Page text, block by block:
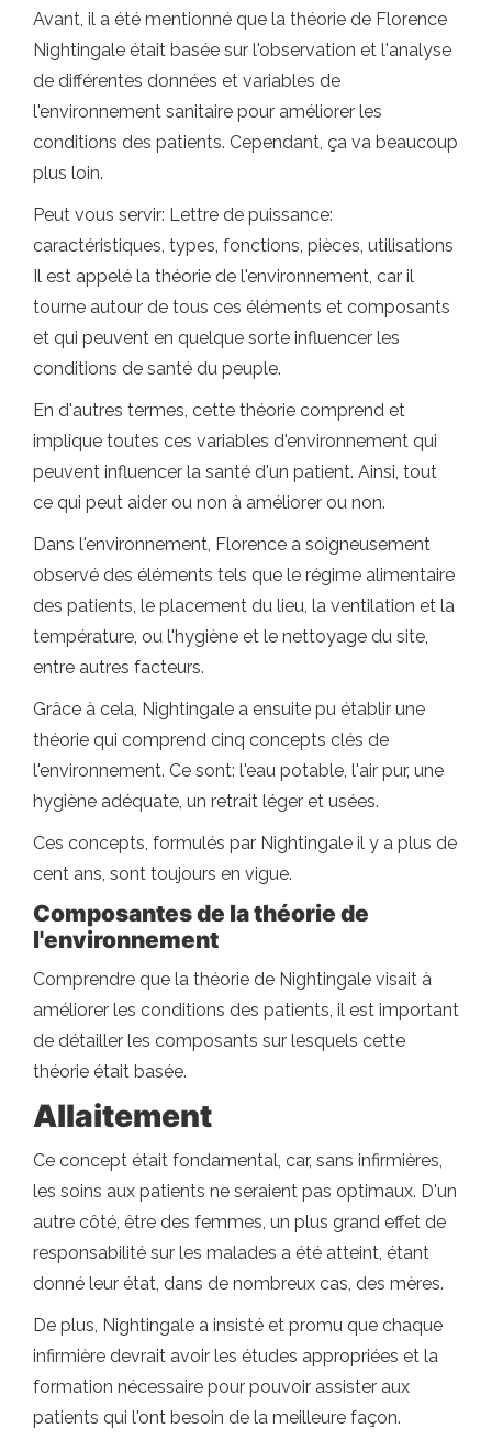
Avant, il a été mentionné que la théorie de Florence
Nightingale était basée sur l'observation et l'analyse
de différentes données et variables de
l'environnement sanitaire pour améliorer les
conditions des patients. Cependant, ça va beaucoup
plus loin.
Peut vous servir: Lettre de puissance:
caractéristiques, types, fonctions, pièces, utilisations
Il est appelé la théorie de l'environnement, car il
tourne autour de tous ces éléments et composants
et qui peuvent en quelque sorte influencer les
conditions de santé du peuple.
En d'autres termes, cette théorie comprend et
implique toutes ces variables d'environnement qui
peuvent influencer la santé d'un patient. Ainsi, tout
ce qui peut aider ou non à améliorer ou non.
Dans l'environnement, Florence a soigneusement
observé des éléments tels que le régime alimentaire
des patients, le placement du lieu, la ventilation et la
température, ou l'hygiène et le nettoyage du site,
entre autres facteurs.
Grâce à cela, Nightingale a ensuite pu établir une
théorie qui comprend cinq concepts clés de
l'environnement. Ce sont: l'eau potable, l'air pur, une
hygiène adéquate, un retrait léger et usées.
Ces concepts, formulés par Nightingale il y a plus de
cent ans, sont toujours en vigue.
Composantes de la théorie de
l'environnement
Comprendre que la théorie de Nightingale visait à
améliorer les conditions des patients, il est important
de détailler les composants sur lesquels cette
théorie était basée.
Allaitement
Ce concept était fondamental, car, sans infirmières,
les soins aux patients ne seraient pas optimaux. D'un
autre côté, être des femmes, un plus grand effet de
responsabilité sur les malades a été atteint, étant
donné leur état, dans de nombreux cas, des mères.
De plus, Nightingale a insisté et promu que chaque
infirmière devrait avoir les études appropriées et la
formation nécessaire pour pouvoir assister aux
patients qui l'ont besoin de la meilleure façon.